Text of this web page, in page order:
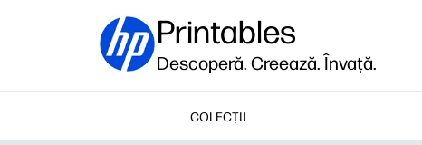
Printables
Descoperă. Creează. Învață.
COLECȚII